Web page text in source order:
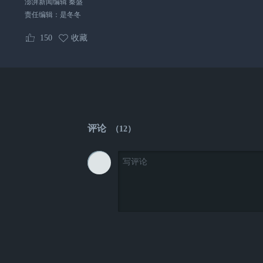
澎湃新闻编辑 秦盛
责任编辑： 是冬冬
150 收藏
评论 （12）